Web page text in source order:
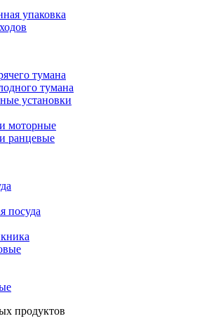
упаковка
тумана
тумана
установки
моторные
ранцевые
посуда
продуктов